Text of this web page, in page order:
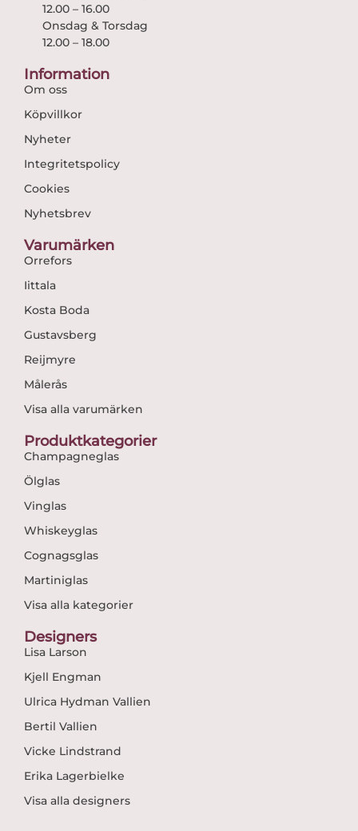
12.00 – 16.00
Onsdag & Torsdag
12.00 – 18.00
Information
Om oss
Köpvillkor
Nyheter
Integritetspolicy
Cookies
Nyhetsbrev
Varumärken
Orrefors
Iittala
Kosta Boda
Gustavsberg
Reijmyre
Målerås
Visa alla varumärken
Produktkategorier
Champagneglas
Ölglas
Vinglas
Whiskeyglas
Cognagsglas
Martiniglas
Visa alla kategorier
Designers
Lisa Larson
Kjell Engman
Ulrica Hydman Vallien
Bertil Vallien
Vicke Lindstrand
Erika Lagerbielke
Visa alla designers